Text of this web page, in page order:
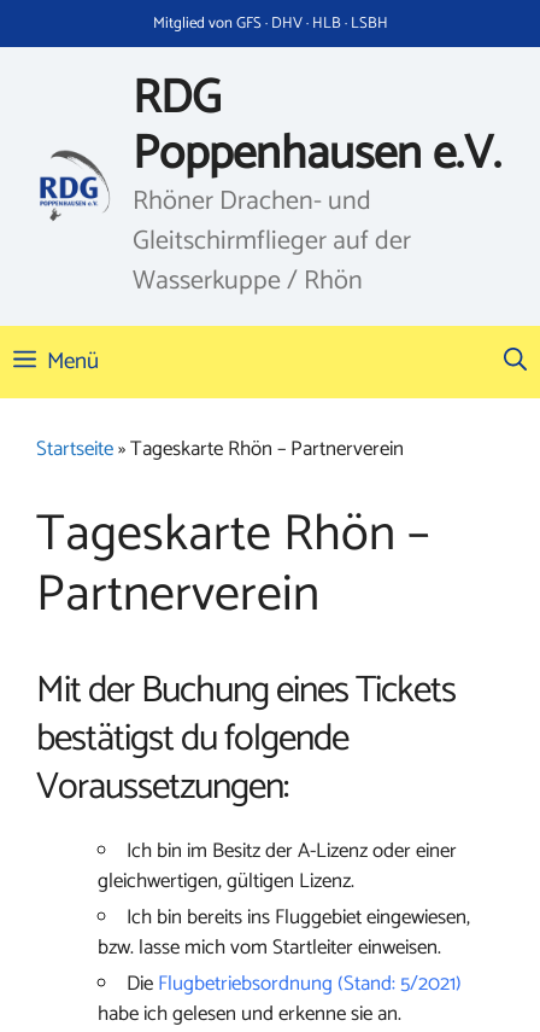
Inhalt
Mitglied von GFS · DHV · HLB · LSBH
RDG
Poppenhausen e.V.
Rhöner Drachen- und
Gleitschirmflieger auf der
Wasserkuppe / Rhön
Menü
Startseite»Tageskarte Rhön – Partnerverein
Tageskarte Rhön –
Partnerverein
Mit der Buchung eines Tickets
bestätigst du folgende
Voraussetzungen:
Ich bin im Besitz der A-Lizenz oder einer
gleichwertigen, gültigen Lizenz.
Ich bin bereits ins Fluggebiet eingewiesen,
bzw. lasse mich vom Startleiter einweisen.
DieFlugbetriebsordnung (Stand: 5/2021)
habe ich gelesen und erkenne sie an.